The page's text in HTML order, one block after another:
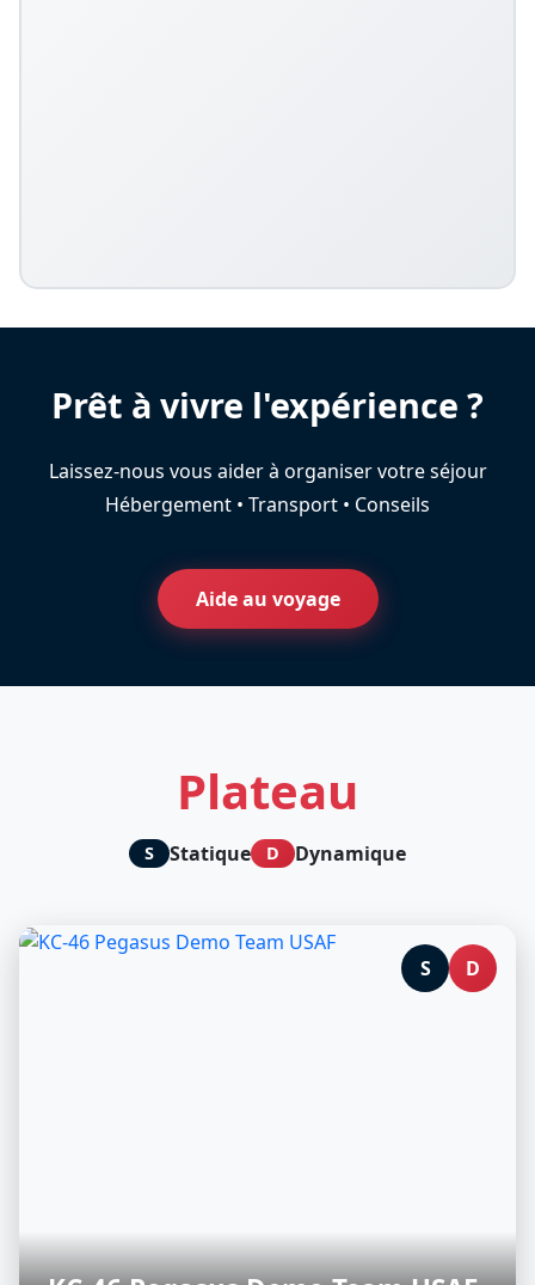
Prêt à vivre l'expérience ?
Laissez-nous vous aider à organiser votre séjour
Hébergement • Transport • Conseils
Aide au voyage
Plateau
S Statique D Dynamique
S D